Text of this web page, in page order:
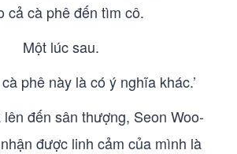
cả cà phê đến tìm cô.
Một lúc sau.
phê này là có ý nghĩa khác.’
đến sân thượng, Seon Woo-
được linh cảm của mình là